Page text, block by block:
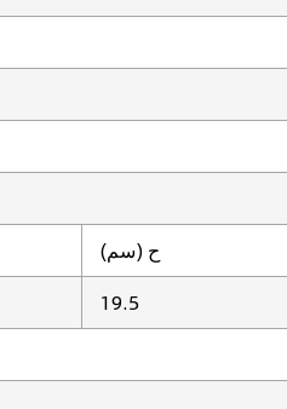
ح (سم)
19.5